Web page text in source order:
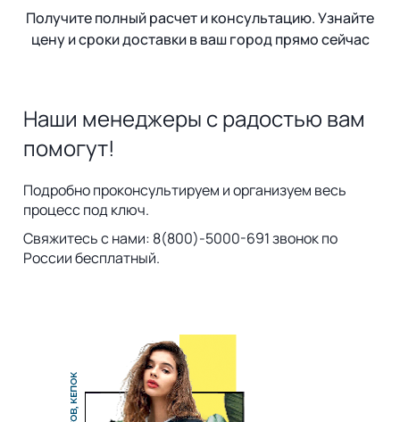
Получите полный расчет и консультацию. Узнайте
цену и сроки доставки в ваш город прямо сейчас
Наши менеджеры с радостью вам
помогут!
Подробно проконсультируем и организуем весь
процесс под ключ.
Свяжитесь с нами: 8(800)-5000-691 звонок по
России бесплатный.